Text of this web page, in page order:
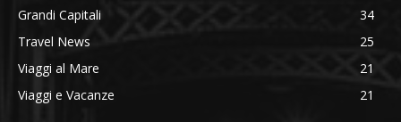
Grandi Capitali
34
Travel News
25
Viaggi al Mare
21
Viaggi e Vacanze
21